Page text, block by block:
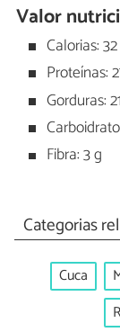
Valor
Calorias:
Proteínas:
Gorduras:
Fibra: 3 g
Categorias
Cuca